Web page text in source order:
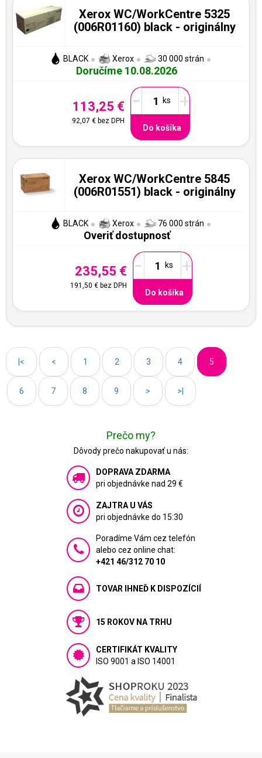
Xerox WC/WorkCentre 5325
(006R01160) black - originálny
BLACK Xerox 30 000 strán
Doručíme 10.08.2026
113,25 €
92,07 € bez DPH
- +
Do košíka
Xerox WC/WorkCentre 5845
(006R01551) black - originálny
BLACK Xerox 76 000 strán
Overiť dostupnosť
235,55 €
191,50 €bez DPH
- +
Do košíka
|< < 1 2 3 4 5
6 7 8 9 > >|
Prečo my?
Dôvody prečo nakupovať u nás:
DOPRAVA ZDARMA
pri objednávke nad 29 €
ZAJTRA U VÁS
pri objednávke do 15:30
Poradíme Vám cez telefón
alebo cez online chat:
+421 46/312 70 10
TOVAR IHNEĎ K DISPOZÍCIÍ
15 ROKOV NA TRHU
CERTIFIKÁT KVALITY
ISO 9001 a ISO 14001